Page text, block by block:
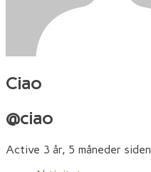
Ciao
@ciao
Active 3 år, 5 måneder siden